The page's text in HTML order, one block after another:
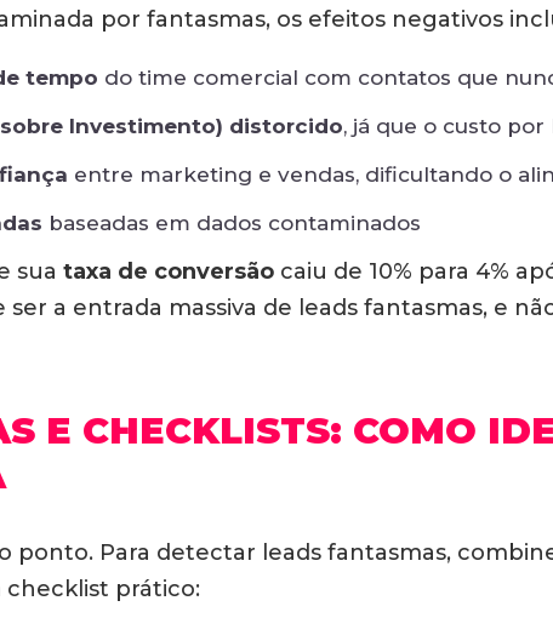
por fantasmas, os efeitos negativos
tempo do time comercial com contatos que
sobre Investimento) distorcido, já que o custo
entre marketing e vendas, dificultando o
baseadas em dados contaminados
sua taxa de conversão caiu de 10% para 4%
a entrada massiva de leads fantasmas, e
E CHECKLISTS: COMO
ponto. Para detectar leads fantasmas,
checklist prático: